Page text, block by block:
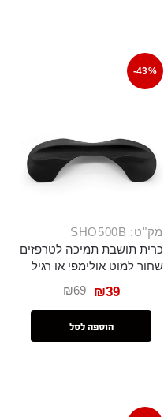
-43%
מק"ט: SHO500B
כרית תושבת תמיכה לטרפזים
שחור למוט אולימפי או רגיל
₪69 ₪39
הוספה לסל